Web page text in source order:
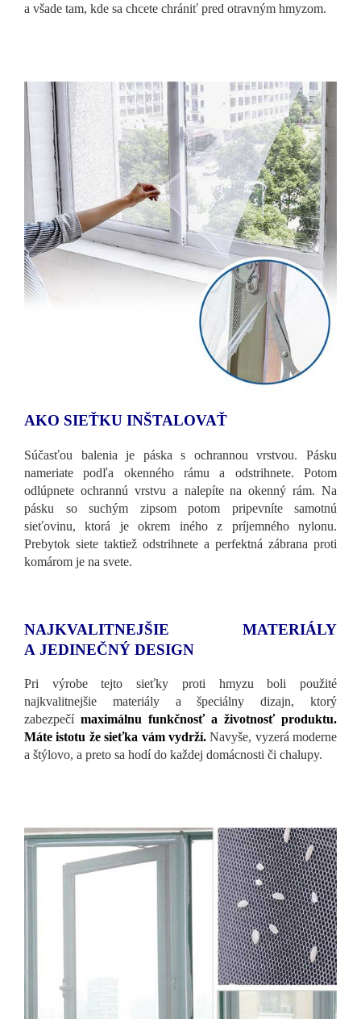
a všade tam, kde sa chcete chrániť pred otravným hmyzom.
AKO SIEŤKU INŠTALOVAŤ
Súčasťou balenia je páska s ochrannou vrstvou. Pásku
nameriate podľa okenného rámu a odstrihnete. Potom
odlúpnete ochrannú vrstvu a nalepíte na okenný rám. Na
pásku so suchým zipsom potom pripevníte samotnú
sieťovinu, ktorá je okrem iného z príjemného nylonu.
Prebytok siete taktiež odstrihnete a perfektná zábrana proti
komárom je na svete.
NAJKVALITNEJŠIE MATERIÁLY
A JEDINEČNÝ DESIGN
Pri výrobe tejto sieťky proti hmyzu boli použité
najkvalitnejšie materiály a špeciálny dizajn, ktorý
zabezpečí maximálnu funkčnosť a životnosť produktu.
Máte istotu že sieťka vám vydrží.Navyše, vyzerá moderne
a štýlovo, a preto sa hodí do každej domácnosti či chalupy.